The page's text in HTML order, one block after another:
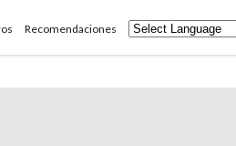
Recomendaciones